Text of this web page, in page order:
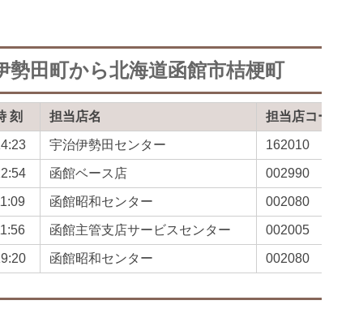
勢田町から北海道函館市桔梗町
刻 担当店名 担当店コード
宇治伊勢田センター 162010
函館ベース店 002990
函館昭和センター 002080
函館主管支店サービスセンター 002005
函館昭和センター 002080